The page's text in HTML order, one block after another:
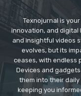
Texnojurnal is
innovation, and digital
and insightful videos
evolves, but its
ceases, with endless
Devices and
them into their daily
keeping you